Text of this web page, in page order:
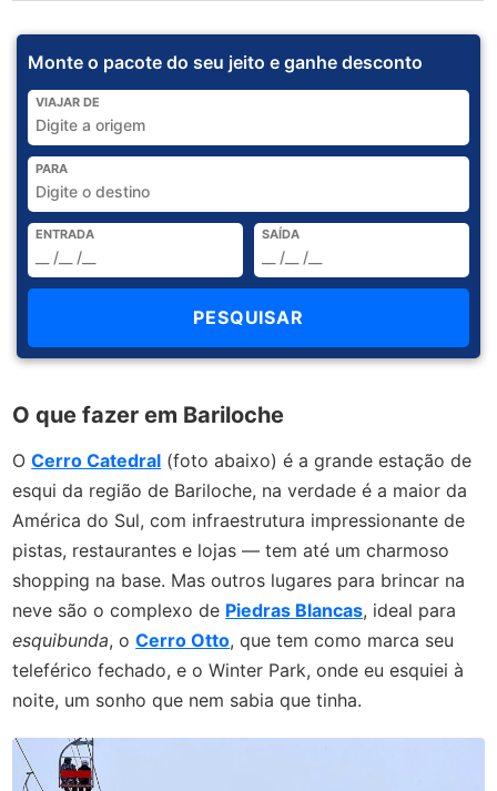
Monte o pacote do seu jeito e ganhe desconto
VIAJAR DE
PARA
ENTRADA SAÍDA
O que fazer em Bariloche
OCerro Catedral (foto abaixo) é a grande estação de
esqui da região de Bariloche, na verdade é a maior da
América do Sul, com infraestrutura impressionante de
pistas, restaurantes e lojas — tem até um charmoso
shopping na base. Mas outros lugares para brincar na
neve são o complexo de Piedras Blancas, ideal para
esquibunda, oCerro Otto, que tem como marca seu
teleférico fechado, e o Winter Park, onde eu esquiei à
noite, um sonho que nem sabia que tinha.